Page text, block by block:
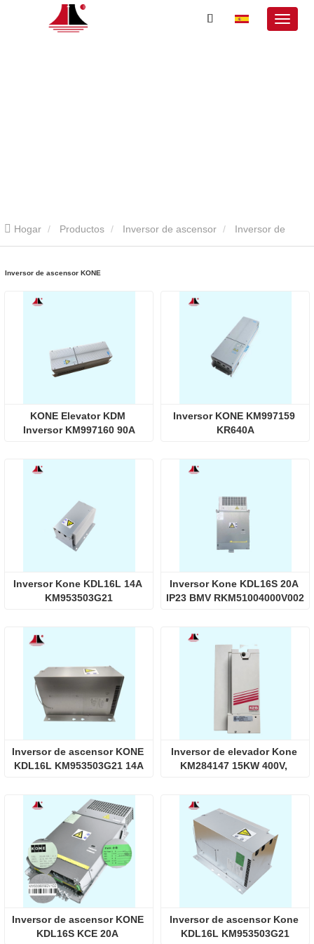
Hogar Productos Inversor de ascensor
Inversor de ascensor KONE
KONE Elevator KDM
Inversor KM997160 90A
Inversor KONE KM997159
KR640A
Inversor Kone KDL16L 14A
KM953503G21
Inversor Kone KDL16S 20A
IP23 BMV RKM51004000V002
Inversor de ascensor KONE
KDL16L KM953503G21 14A
Inversor de elevador Kone
KM284147 15KW 400V,
Inversor de ascensor KONE
KDL16S KCE 20A
Inversor de ascensor Kone
KDL16L KM953503G21